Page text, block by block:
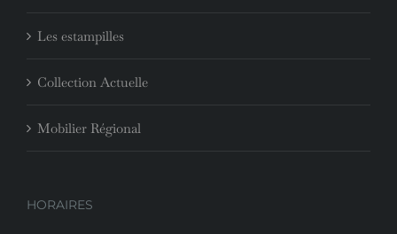
Les estampilles
Collection Actuelle
Mobilier Régional
HORAIRES